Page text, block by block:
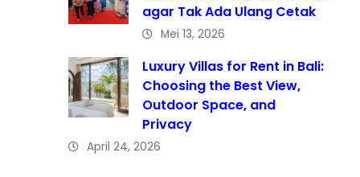
agar Tak Ada Ulang Cetak
Mei 13, 2026
Luxury Villas for Rent in Bali:
Choosing the Best View,
Outdoor Space, and
Privacy
April 24, 2026